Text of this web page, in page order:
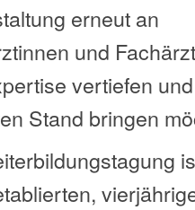
erneut an
und
vertiefen
Stand bringen